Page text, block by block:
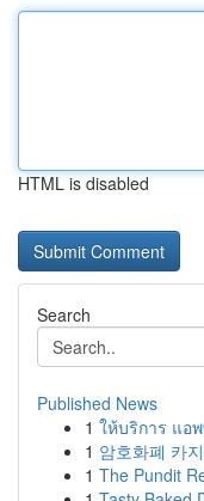
HTML is disabled
Search
Published News
1 ให้บริการ แอ
1 암호화폐 카
1 The Pundit